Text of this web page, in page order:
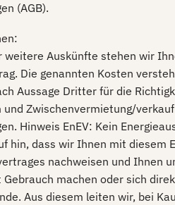
(AGB).
weitere Auskünfte stehen wir
Die genannten Kosten
Aussage Dritter für die
Zwischenvermietung/
Hinweis EnEV: Kein
hin, dass wir Ihnen mit diesem
nachweisen und Ihnen
Gebrauch machen oder sich
Aus diesem leiten wir, bei